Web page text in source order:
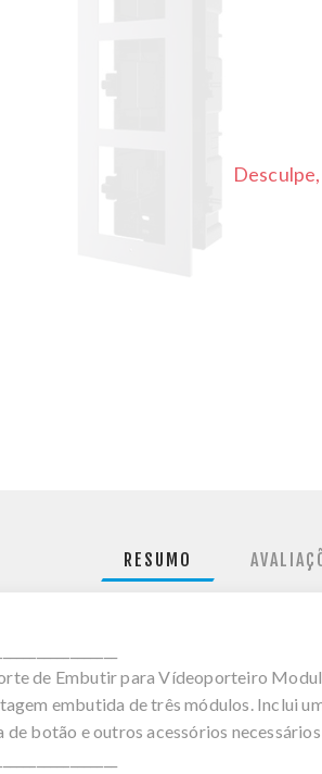
RESUMO
de Embutir para Vídeoporteiro
embutida de três módulos. Inclui
de botão e outros acessórios